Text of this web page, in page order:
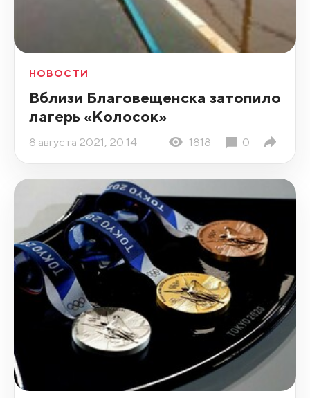
НОВОСТИ
Вблизи Благовещенска затопило
лагерь «Колосок»
8 августа 2021, 20:14 1818 0